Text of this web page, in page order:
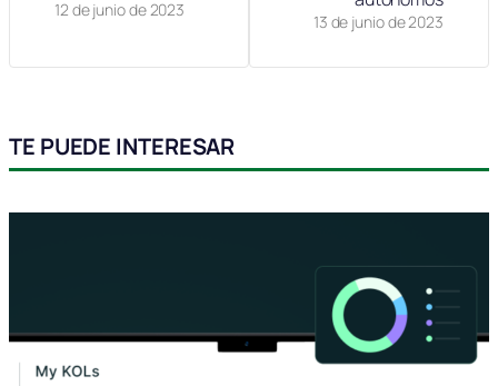
12 de junio de 2023
13 de junio de 2023
TE PUEDE INTERESAR